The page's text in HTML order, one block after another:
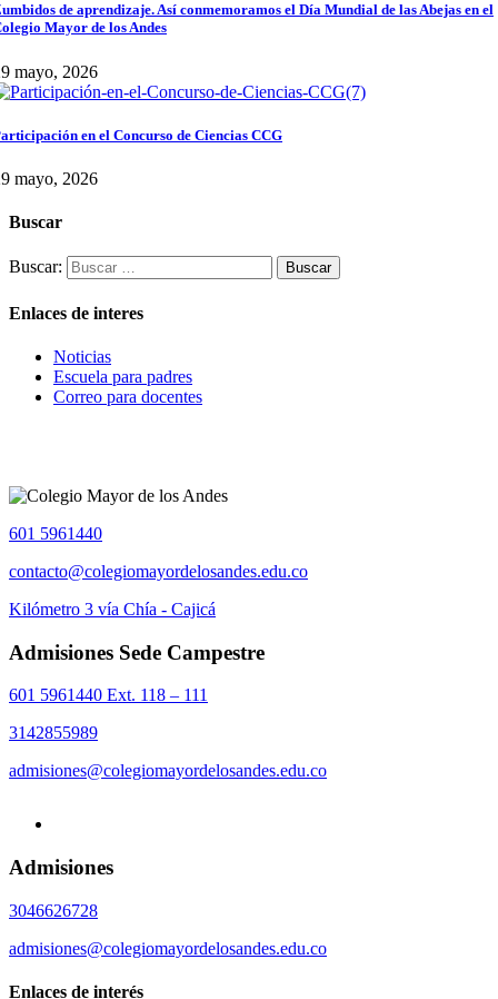
de aprendizaje. Así conmemoramos el Día Mundial de las Abejas en el
Mayor de los Andes
mayo, 2026
en el Concurso de Ciencias CCG
mayo, 2026
Buscar
Buscar:
Enlaces de interes
Noticias
Escuela para padres
Correo para docentes
601 5961440
contacto@colegiomayordelosandes.edu.co
Kilómetro 3 vía Chía - Cajicá
Admisiones Sede Campestre
601 5961440 Ext. 118 – 111
3142855989
admisiones@colegiomayordelosandes.edu.co
Admisiones
3046626728
admisiones@colegiomayordelosandes.edu.co
Enlaces de interés